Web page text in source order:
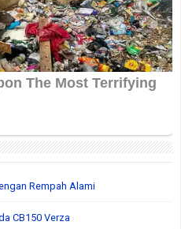
Rempah Alami
CB150 Verza